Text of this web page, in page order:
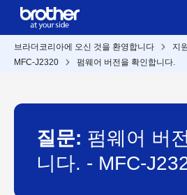
브라더코리아에 오신 것을 환영합니다
지
MFC-J2320
펌웨어 버전을 확인합니다.
질문: 펌웨어 버
니다. - MFC-